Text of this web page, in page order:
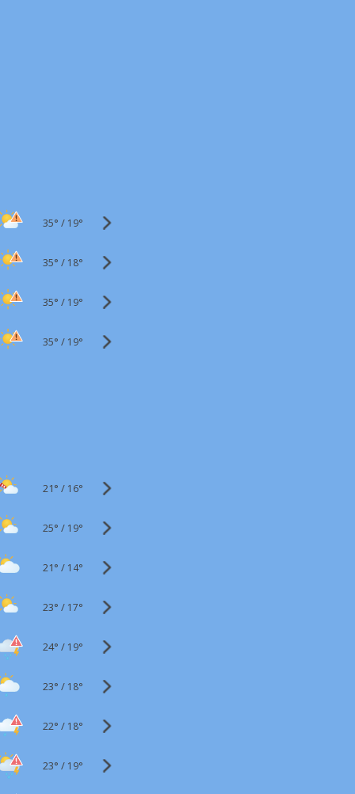
35° / 19°
35° / 18°
35° / 19°
35° / 19°
21° / 16°
25° / 19°
21° / 14°
23° / 17°
24° / 19°
23° / 18°
22° / 18°
23° / 19°